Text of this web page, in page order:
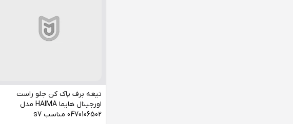
تیغه برف پاک کن جلو راست
اورجینال هایما HAIMA مدل
0470106502 مناسب s7